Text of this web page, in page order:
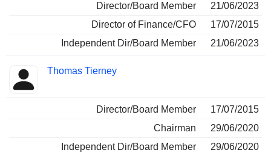
Director/Board Member
21/06/2023
Director of Finance/CFO
17/07/2015
Independent Dir/Board Member
21/06/2023
Thomas Tierney
Director/Board Member
17/07/2015
Chairman
29/06/2020
Independent Dir/Board Member
29/06/2020